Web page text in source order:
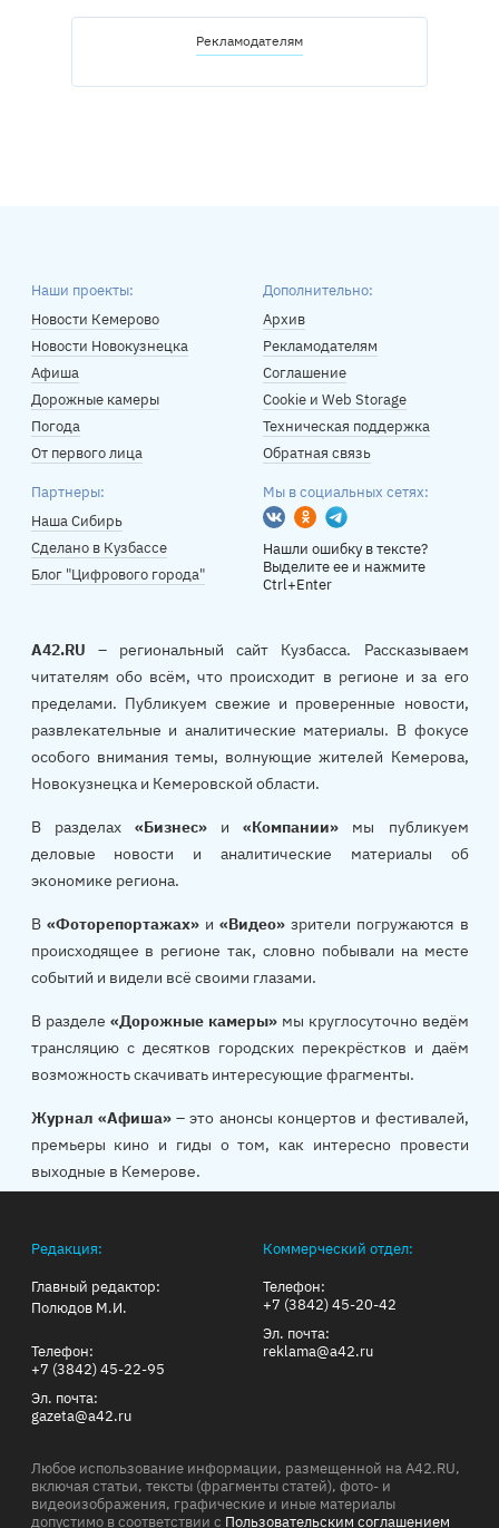
Рекламодателям
Наши проекты:
Новости Кемерово
Новости Новокузнецка
Афиша
Дорожные камеры
Погода
От первого лица
Дополнительно:
Архив
Рекламодателям
Соглашение
Cookie и Web Storage
Техническая поддержка
Обратная связь
Партнеры:
Наша Сибирь
Сделано в Кузбассе
Блог "Цифрового города"
Мы в социальных сетях:
Вконтакте
Одноклассники
Telegram
Нашли ошибку в тексте?
Выделите ее и нажмите
Ctrl+Enter
A42.RU – региональный сайт Кузбасса. Рассказываем
читателям обо всём, что происходит в регионе и за его
пределами. Публикуем свежие и проверенные новости,
развлекательные и аналитические материалы. В фокусе
особого внимания темы, волнующие жителей Кемерова,
Новокузнецка и Кемеровской области.
В разделах «Бизнес»и«Компании» мы публикуем
деловые новости и аналитические материалы об
экономике региона.
В «Фоторепортажах»и«Видео» зрители погружаются в
происходящее в регионе так, словно побывали на месте
событий и видели всё своими глазами.
В разделе «Дорожные камеры»мы круглосуточно ведём
трансляцию с десятков городских перекрёстков и даём
возможность скачивать интересующие фрагменты.
Журнал «Афиша»– это анонсы концертов и фестивалей,
премьеры кино и гиды о том, как интересно провести
выходные в Кемерове.
Редакция:
Главный редактор:
Полюдов М.И.
Телефон:
+7 (3842) 45-22-95
Эл. почта:
gazeta@a42.ru
Коммерческий отдел:
Телефон:
+7 (3842) 45-20-42
Эл. почта:
reklama@a42.ru
Любое использование информации, размещенной на A42.RU,
включая статьи, тексты (фрагменты статей), фото- и
видеоизображения, графические и иные материалы
допустимо в соответствии с Пользовательским соглашением